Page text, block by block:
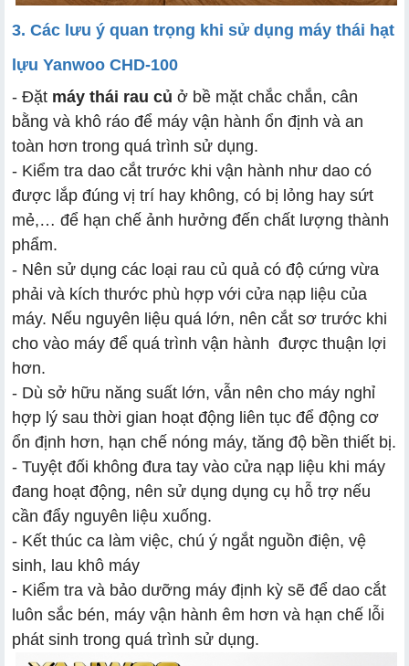
3. Các lưu ý quan trọng khi sử dụng máy thái hạt
lựu Yanwoo CHD-100
- Đặt máy thái rau củ ở bề mặt chắc chắn, cân
bằng và khô ráo để máy vận hành ổn định và an
toàn hơn trong quá trình sử dụng.
- Kiểm tra dao cắt trước khi vận hành như dao có
được lắp đúng vị trí hay không, có bị lỏng hay sứt
mẻ,… để hạn chế ảnh hưởng đến chất lượng thành
phẩm.
- Nên sử dụng các loại rau củ quả có độ cứng vừa
phải và kích thước phù hợp với cửa nạp liệu của
máy. Nếu nguyên liệu quá lớn, nên cắt sơ trước khi
cho vào máy để quá trình vận hành được thuận lợi
hơn.
- Dù sở hữu năng suất lớn, vẫn nên cho máy nghỉ
hợp lý sau thời gian hoạt động liên tục để động cơ
ổn định hơn, hạn chế nóng máy, tăng độ bền thiết bị.
- Tuyệt đối không đưa tay vào cửa nạp liệu khi máy
đang hoạt động, nên sử dụng dụng cụ hỗ trợ nếu
cần đẩy nguyên liệu xuống.
- Kết thúc ca làm việc, chú ý ngắt nguồn điện, vệ
sinh, lau khô máy
- Kiểm tra và bảo dưỡng máy định kỳ sẽ để dao cắt
luôn sắc bén, máy vận hành êm hơn và hạn chế lỗi
phát sinh trong quá trình sử dụng.